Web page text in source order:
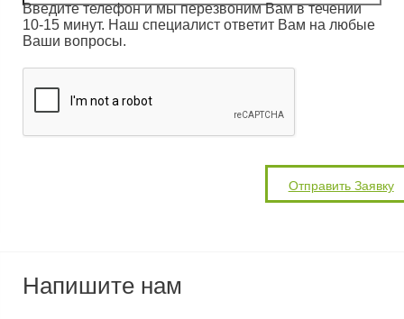
Введите телефон и мы перезвоним Вам в течении
10-15 минут. Наш специалист ответит Вам на любые
Ваши вопросы.
Напишите нам